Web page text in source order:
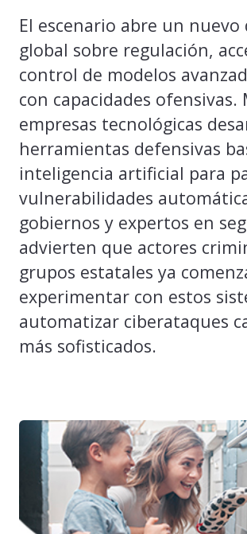
El escenario abre un nuevo
global sobre regulación,
control de modelos
con capacidades ofensivas.
empresas tecnológicas
herramientas defensivas
inteligencia artificial para
vulnerabilidades
gobiernos y expertos en
advierten que actores
grupos estatales ya
experimentar con estos
automatizar ciberataques
más sofisticados.